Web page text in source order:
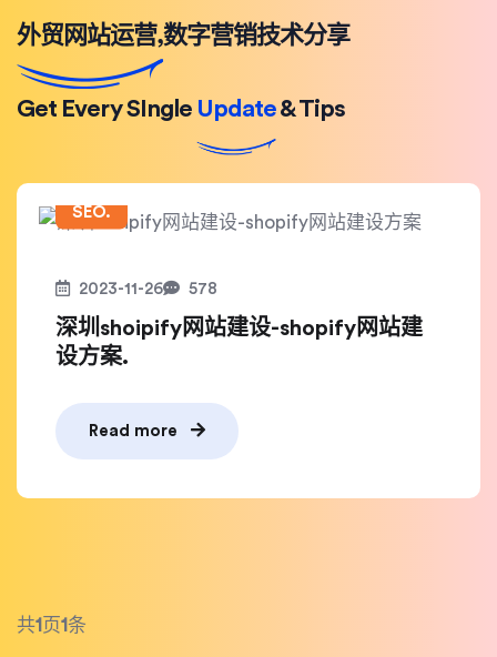
外贸网站运营,数字营销技术分享
Get Every SIngle Update& Tips
SEO.
2023-11-26 578
深圳shoipify网站建设-shopify网站建
设方案.
Read more
共1 页1条